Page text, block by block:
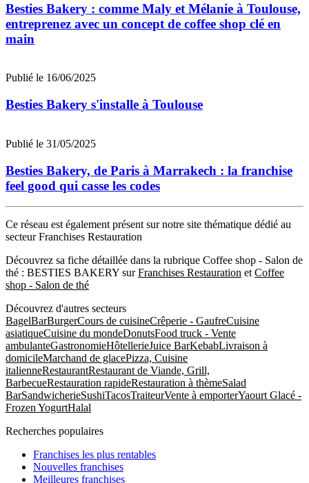
Besties Bakery : comme Maly et Mélanie à Toulouse,
entreprenez avec un concept de coffee shop clé en
main
Publié le 16/06/2025
Besties Bakery s'installe à Toulouse
Publié le 31/05/2025
Besties Bakery, de Paris à Marrakech : la franchise
feel good qui casse les codes
Ce réseau est également présent sur notre site thématique dédié au
secteur Franchises Restauration
Découvrez sa fiche détaillée dans la rubrique Coffee shop - Salon de
thé : BESTIES BAKERY surFranchises Restauration et Coffee
shop - Salon de thé
Découvrez d'autres secteurs
BagelBarBurgerCours de cuisineCrêperie - GaufreCuisine
asiatiqueCuisine du mondeDonutsFood truck - Vente
ambulanteGastronomieHôtellerieJuice BarKebabLivraison à
domicileMarchand de glacePizza, Cuisine
italienneRestaurantRestaurant de Viande, Grill,
BarbecueRestauration rapideRestauration à thèmeSalad
BarSandwicherieSushiTacosTraiteurVente à emporterYaourt Glacé -
Frozen YogurtHalal
Recherches populaires
Franchises les plus rentables
Nouvelles franchises
Meilleures franchises